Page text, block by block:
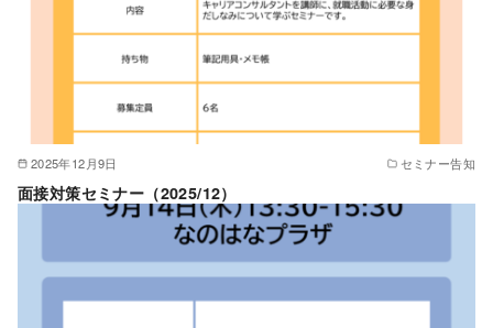
2025年12月9日 セミナー告知
面接対策セミナー（2025/12）